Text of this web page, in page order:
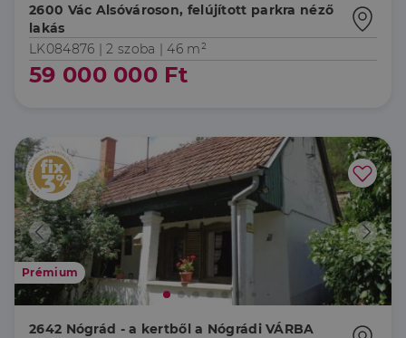
2600 Vác Alsóvároson, felújított parkra néző
lakás
LK084876 |2 szoba | 46 m²
59 000 000 Ft
Prémium
2642 Nógrád - a kertből a Nógrádi VÁRBA